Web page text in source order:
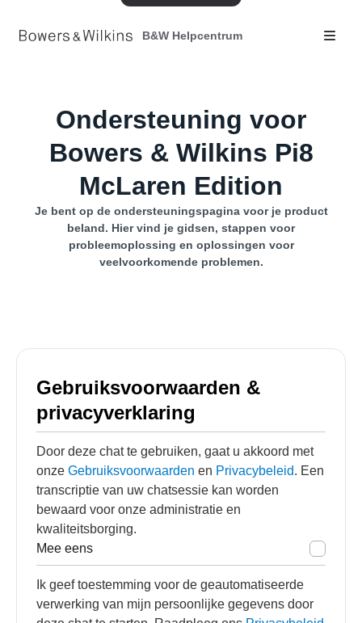
B&W Helpcentrum
Ondersteuning voor
Bowers & Wilkins Pi8
McLaren Edition
Je bent op de ondersteuningspagina voor je product
beland. Hier vind je gidsen, stappen voor
probleemoplossing en oplossingen voor
veelvoorkomende problemen.
Gebruiksvoorwaarden &
privacyverklaring
Door deze chat te gebruiken, gaat u akkoord met
onze Gebruiksvoorwaarden en Privacybeleid. Een
transcriptie van uw chatsessie kan worden
bewaard voor onze administratie en
kwaliteitsborging.
Mee eens
Ik geef toestemming voor de geautomatiseerde
verwerking van mijn persoonlijke gegevens door